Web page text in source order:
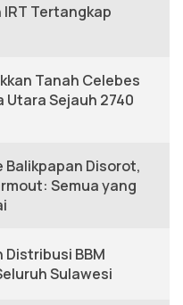
IRT Tertangkap
Tanah Celebes
Utara Sejauh 2740
Balikpapan Disorot,
Semua yang
BBM
Sulawesi